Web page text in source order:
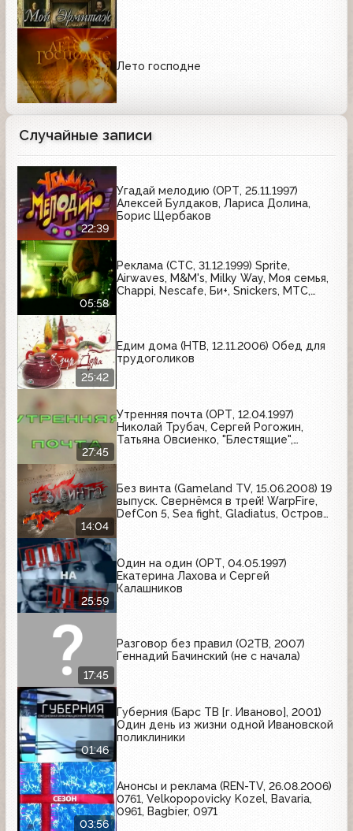
Лето господне
Случайные записи
22:39
Угадай мелодию (ОРТ, 25.11.1997)
Алексей Булдаков, Лариса Долина,
Борис Щербаков
05:58
Реклама (СТС, 31.12.1999) Sprite,
Airwaves, M&M's, Milky Way, Моя семья,
Chappi, Nescafe, Би+, Snickers, МТС,
25:42
Едим дома (НТВ, 12.11.2006) Обед для
трудоголиков
27:45
Утренняя почта (ОРТ, 12.04.1997)
Николай Трубач, Сергей Рогожин,
Татьяна Овсиенко, "Блестящие",
14:04
Без винта (Gameland TV, 15.06.2008) 19
выпуск. Свернёмся в трей! WarpFire,
DefCon 5, Sea fight, Gladiatus, Остров
25:59
Один на один (ОРТ, 04.05.1997)
Екатерина Лахова и Сергей
Калашников
17:45
Разговор без правил (О2ТВ, 2007)
Геннадий Бачинский (не с начала)
01:46
Губерния (Барс ТВ [г. Иваново], 2001)
Один день из жизни одной Ивановской
поликлиники
03:56
Анонсы и реклама (REN-TV, 26.08.2006)
0761, Velkopopovicky Kozel, Bavaria,
0961, Bagbier, 0971